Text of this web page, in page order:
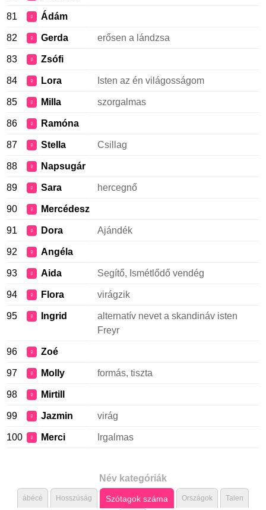
81 ♀ Ádám
82 ♀ Gerda erősen a lándzsa
83 ♀ Zsófi
84 ♀ Lora Isten az én világosságom
85 ♀ Milla szorgalmas
86 ♀ Ramóna
87 ♀ Stella Csillag
88 ♀ Napsugár
89 ♀ Sara hercegnő
90 ♀ Mercédesz
91 ♀ Dora Ajándék
92 ♀ Angéla
93 ♀ Aida Segítő, Ismétlődő vendég
94 ♀ Flora virágzik
95 ♀ Ingrid
alternatív nevet a skandináv isten
Freyr
96 ♀ Zoé
97 ♀ Molly formás, tiszta
98 ♀ Mirtill
99 ♀ Jazmin virág
100 ♀ Merci Irgalmas
Név kategóriák
ábécé Hosszúság Szótagok száma Országok Talen